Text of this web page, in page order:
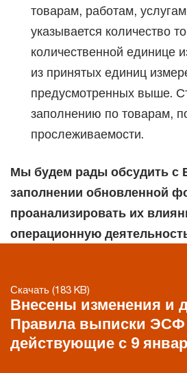
товарам, работам,
указывается количество
количественной единице
из принятых единиц
предусмотренных выше.
заполнению по товарам,
прослеживаемости.
Мы будем рады обсудить с
заполнении обновленной
проанализировать их
операционную
Скачать (183 KB)
Внесены изменения и
Правила выписки
действующие с 9